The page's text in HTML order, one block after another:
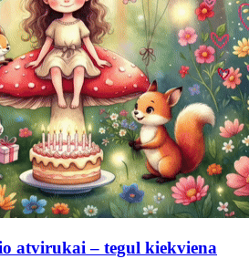
atvirukai – tegul kiekviena